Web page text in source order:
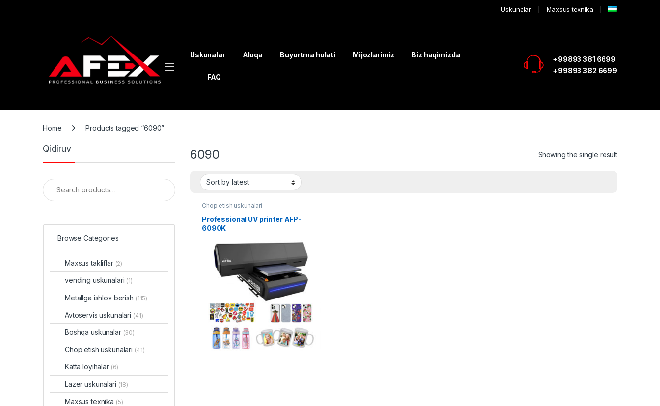
Uskunalar Maxsus texnika
Uskunalar Aloqa Buyurtma holati Mijozlarimiz Biz haqimizda
FAQ
+99893 381 6699
+99893 382 6699
Home Products tagged “6090”
6090 Showing the single result
Chop etish uskunalari
Professional UV printer AFP-
6090K
Qidiruv
Search for:
Browse Categories
Maxsus takliflar (2)
vending uskunalari (1)
Metallga ishlov berish (115)
Avtoservis uskunalari (41)
Boshqa uskunalar (30)
Chop etish uskunalari (41)
Katta loyihalar (6)
Lazer uskunalari (18)
Maxsus texnika (5)